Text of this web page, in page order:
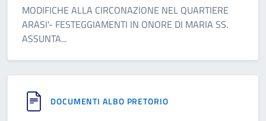
MODIFICHE ALLA CIRCONAZIONE NEL QUARTIERE
ARASI'- FESTEGGIAMENTI IN ONORE DI MARIA SS.
ASSUNTA...
DOCUMENTI ALBO PRETORIO